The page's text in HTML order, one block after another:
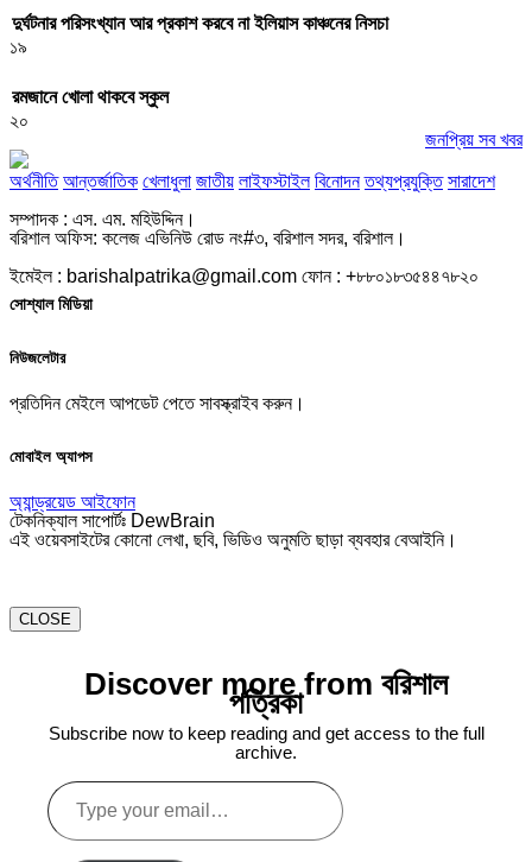
দুর্ঘটনার পরিসংখ্যান আর প্রকাশ করবে না ইলিয়াস কাঞ্চনের নিসচা
১৯
রমজানে খোলা থাকবে স্কুল
২০
জনপ্রিয় সব খবর
অর্থনীতি আন্তর্জাতিক খেলাধুলা জাতীয় লাইফস্টাইল বিনোদন তথ্যপ্রযুক্তি সারাদেশ
সম্পাদক : এস. এম. মহিউদ্দিন।
বরিশাল অফিস: কলেজ এভিনিউ রোড নং#৩, বরিশাল সদর, বরিশাল।
ইমেইল : barishalpatrika@gmail.com ফোন : +৮৮০১৮৩৫৪৪৭৮২০
সোশ্যাল মিডিয়া
নিউজলেটার
প্রতিদিন মেইলে আপডেট পেতে সাবস্ক্রাইব করুন।
মোবাইল অ্যাপস
অ্যান্ড্রয়েড আইফোন
টেকনিক্যাল সাপোর্টঃ DewBrain
এই ওয়েবসাইটের কোনো লেখা, ছবি, ভিডিও অনুমতি ছাড়া ব্যবহার বেআইনি।
CLOSE
Discover more from বরিশাল
পত্রিকা
Subscribe now to keep reading and get access to the full
archive.
Type
your
email…